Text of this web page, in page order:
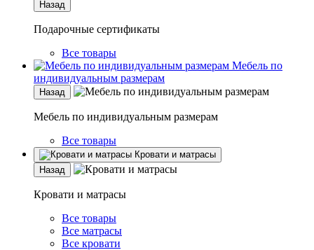
Назад
Подарочные сертификаты
Все товары
Мебель по
индивидуальным размерам
Назад
Мебель по индивидуальным размерам
Все товары
Кровати и матрасы
Назад
Кровати и матрасы
Все товары
Все матрасы
Все кровати